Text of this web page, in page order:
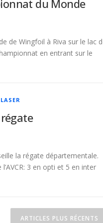
du Monde
de Wingfoil à Riva sur le lac
en entrant sur le
la régate départementale.
3 en opti et 5 en inter
ARTICLES PLUS RÉCENTS